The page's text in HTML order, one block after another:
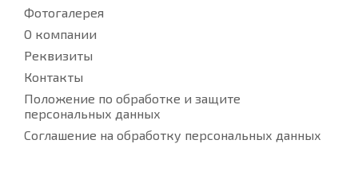
Фотогалерея
О компании
Реквизиты
Контакты
Положение по обработке и защите
персональных данных
Соглашение на обработку персональных данных